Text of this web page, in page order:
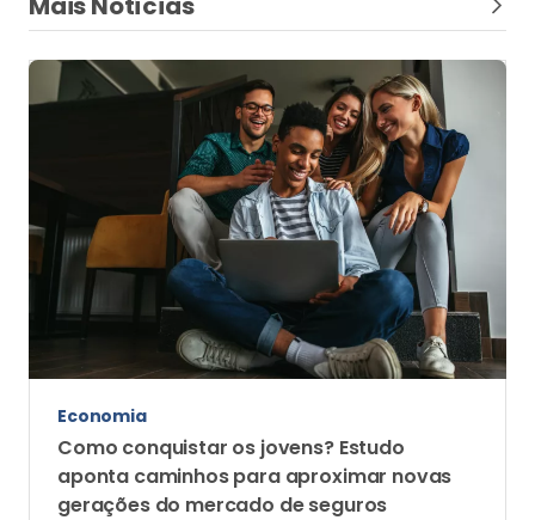
Economia
Como conquistar os jovens? Estudo
aponta caminhos para aproximar novas
gerações do mercado de seguros